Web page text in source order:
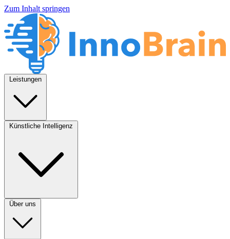
Zum Inhalt springen
Leistungen
Künstliche Intelligenz
Über uns